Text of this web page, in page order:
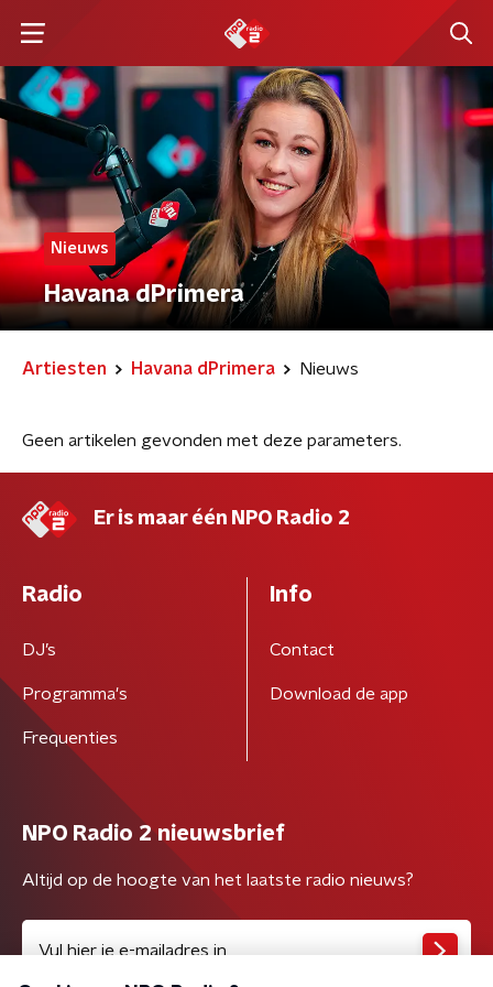
Nieuws
Havana dPrimera
Artiesten Havana dPrimera Nieuws
Geen artikelen gevonden met deze parameters.
Er is maar één NPO Radio 2
Radio
DJ’s
Programma's
Frequenties
Info
Contact
Download de app
NPO Radio 2 nieuwsbrief
Altijd op de hoogte van het laatste radio nieuws?